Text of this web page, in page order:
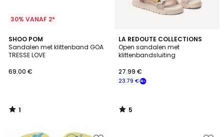
30% VANAF 2*
SHOO POM
Sandalen met klittenband GOA
TRESSE LOVE
69.00 €
1
/
5
1
/
LA REDOUTE COLLECTIONS
Open sandalen met
klittenbandsluiting
23.79 €
27.99 €
5
/
5
5
/